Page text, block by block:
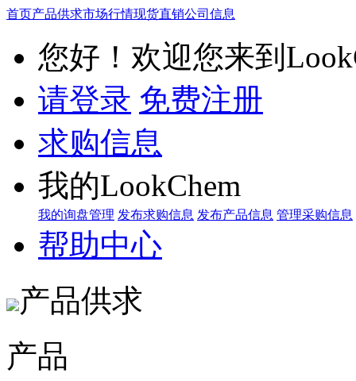
首页产品供求市场行情现货直销公司信息
您好！欢迎您来到
请登录 免费注册
求购信息
我的LookChem
我的询盘管理 发布求购信息 发布产品信息 管理采购信息
帮助中心
产品供求
产品